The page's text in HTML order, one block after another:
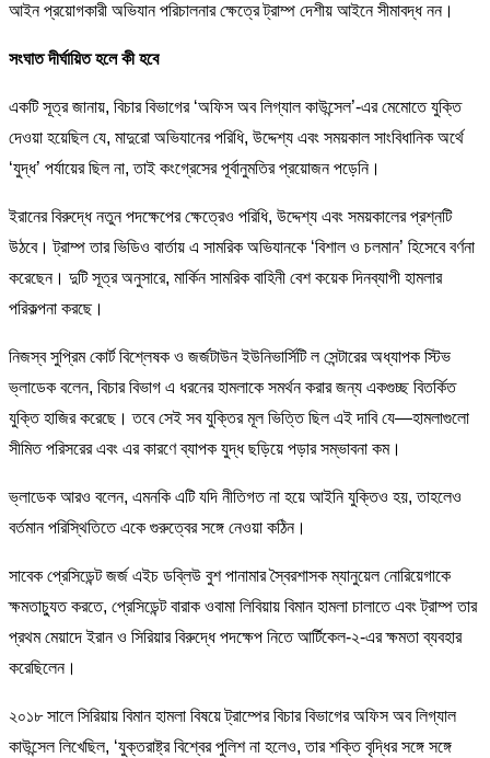
আইন প্রয়োগকারী অভিযান পরিচালনার ক্ষেত্রে ট্রাম্প দেশীয় আইনে সীমাবদ্ধ নন।
সংঘাত দীর্ঘায়িত হলে কী হবে
একটি সূত্র জানায়, বিচার বিভাগের ‘অফিস অব লিগ্যাল কাউন্সেল’-এর মেমোতে যুক্তি
দেওয়া হয়েছিল যে, মাদুরো অভিযানের পরিধি, উদ্দেশ্য এবং সময়কাল সাংবিধানিক অর্থে
‘যুদ্ধ’ পর্যায়ের ছিল না, তাই কংগ্রেসের পূর্বানুমতির প্রয়োজন পড়েনি।
ইরানের বিরুদ্ধে নতুন পদক্ষেপের ক্ষেত্রেও পরিধি, উদ্দেশ্য এবং সময়কালের প্রশ্নটি
উঠবে। ট্রাম্প তার ভিডিও বার্তায় এ সামরিক অভিযানকে ‘বিশাল ও চলমান’ হিসেবে বর্ণনা
করেছেন। দুটি সূত্র অনুসারে, মার্কিন সামরিক বাহিনী বেশ কয়েক দিনব্যাপী হামলার
পরিকল্পনা করছে।
নিজস্ব সুপ্রিম কোর্ট বিশ্লেষক ও জর্জটাউন ইউনিভার্সিটি ল সেন্টারের অধ্যাপক স্টিভ
ভ্লাডেক বলেন, বিচার বিভাগ এ ধরনের হামলাকে সমর্থন করার জন্য একগুচ্ছ বিতর্কিত
যুক্তি হাজির করেছে। তবে সেই সব যুক্তির মূল ভিত্তি ছিল এই দাবি যে—হামলাগুলো
সীমিত পরিসরের এবং এর কারণে ব্যাপক যুদ্ধ ছড়িয়ে পড়ার সম্ভাবনা কম।
ভ্লাডেক আরও বলেন, এমনকি এটি যদি নীতিগত না হয়ে আইনি যুক্তিও হয়, তাহলেও
বর্তমান পরিস্থিতিতে একে গুরুত্বের সঙ্গে নেওয়া কঠিন।
সাবেক প্রেসিডেন্ট জর্জ এইচ ডব্লিউ বুশ পানামার স্বৈরশাসক ম্যানুয়েল নোরিয়েগাকে
ক্ষমতাচ্যুত করতে, প্রেসিডেন্ট বারাক ওবামা লিবিয়ায় বিমান হামলা চালাতে এবং ট্রাম্প তার
প্রথম মেয়াদে ইরান ও সিরিয়ার বিরুদ্ধে পদক্ষেপ নিতে আর্টিকেল-২-এর ক্ষমতা ব্যবহার
করেছিলেন।
২০১৮ সালে সিরিয়ায় বিমান হামলা বিষয়ে ট্রাম্পের বিচার বিভাগের অফিস অব লিগ্যাল
কাউন্সেল লিখেছিল, ‘যুক্তরাষ্ট্র বিশ্বের পুলিশ না হলেও, তার শক্তি বৃদ্ধির সঙ্গে সঙ্গে